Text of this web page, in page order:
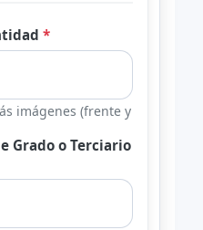
*
imágenes (frente y
Grado o Terciario